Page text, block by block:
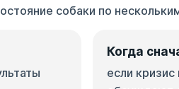
собаки по
Когда
если